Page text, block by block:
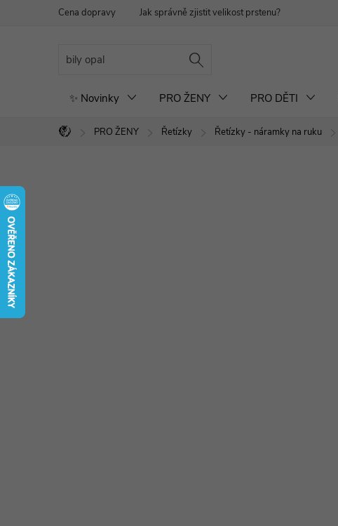
Cena dopravy Jak správně zjistit velikost prstenu?
✨ Novinky PRO ŽENY PRO DĚTI
Domů
PRO ŽENY Řetízky Řetízky - náramky na ruku